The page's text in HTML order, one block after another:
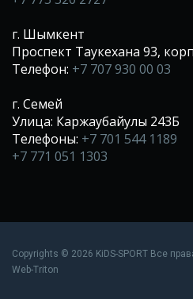
г. Шымкент
Проспект Таукехана 93,
Телефон: +7 707 930 00 03
г. Семей
Улица: Каржаубайулы 243Б
Телефоны: +7 701 544 1189
+7 771 051 1303
Copyrights © 2026 KiDS-SPORT Все
Web-Triton